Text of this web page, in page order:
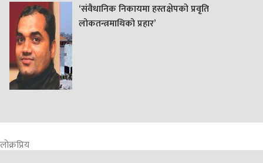
‘संवैधानिक निकायमा हस्तक्षेपको प्रवृति
लोकतन्त्रमाथिको प्रहार’
लोक्रप्रिय